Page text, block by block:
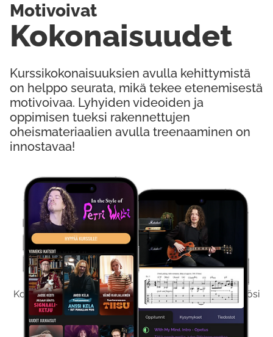
Kokeile Ilmaiseksi
Kokeilemalla ilmaiseksi saat koko sisältömme käyttöösi
viikon ajaksi.
Kurssikokonaisuuksien avulla kehittymistä
on helppo seurata, mikä tekee etenemisestä
motivoivaa. Lyhyiden videoiden ja
oppimisen tueksi rakennettujen
oheismateriaalien avulla treenaaminen on
innostavaa!
Kokonaisuudet
Motivoivat